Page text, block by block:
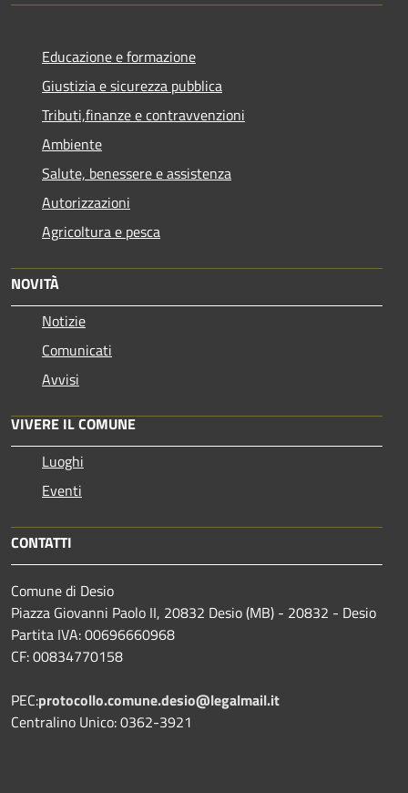
Educazione e formazione
Giustizia e sicurezza pubblica
Tributi,finanze e contravvenzioni
Ambiente
Salute, benessere e assistenza
Autorizzazioni
Agricoltura e pesca
NOVITÀ
Notizie
Comunicati
Avvisi
VIVERE IL COMUNE
Luoghi
Eventi
CONTATTI
Comune di Desio
Piazza Giovanni Paolo II, 20832 Desio (MB) - 20832 - Desio
Partita IVA: 00696660968
CF: 00834770158
PEC:protocollo.comune.desio@legalmail.it
Centralino Unico: 0362-3921